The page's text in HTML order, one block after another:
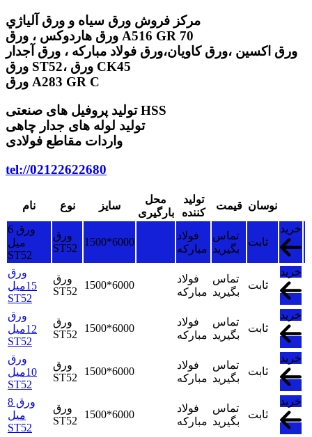
مركز فروش ورق سياه و ورق آلياژي
ورق هاردوکس ، ورق A516 GR 70
ورق اكسين ،ورق كاويان،ورق فولاد مباركه ، ورق آجدار
ورق ST52، ورق CK45
ورق A283 GR C
تولید پروفیل های صنعتی HSS
تولید لوله های جدار چاهی
واردات مقاطع فولادی
tel://02122622680
نام نوع سایز
محل
بارگیری
تولید
کننده
قیمت نوسان
ورق 6
میل
ST52
ورق
ST52
1500*6000
فولاد
مبارکه
تماس
بگیرید
ثابت
خرید
ورق
15میل
ST52
ورق
ST52
1500*6000
فولاد
مبارکه
تماس
بگیرید
ثابت
خرید
ورق
12میل
ST52
ورق
ST52
1500*6000
فولاد
مبارکه
تماس
بگیرید
ثابت
خرید
ورق
10میل
ST52
ورق
ST52
1500*6000
فولاد
مبارکه
تماس
بگیرید
ثابت
خرید
ورق 8
میل
ST52
ورق
ST52
1500*6000
فولاد
مبارکه
تماس
بگیرید
ثابت
خرید